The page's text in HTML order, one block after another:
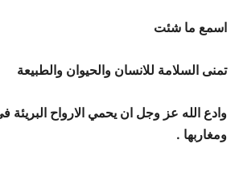
اسمع ما شئت
تمنى السلامة للانسان والحيوان والطبيعة
وادع الله عز وجل ان يحمي الارواح
ومغاربها .